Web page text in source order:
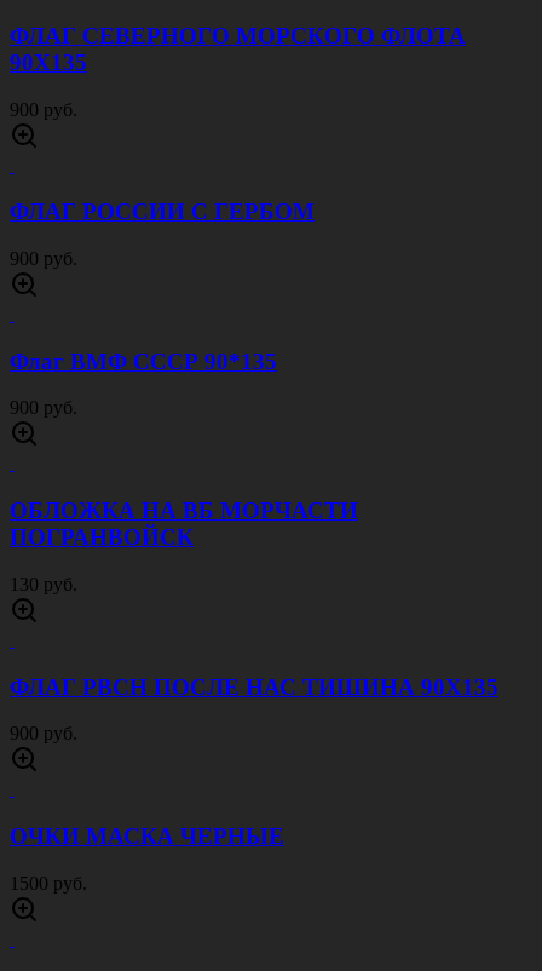
ФЛАГ СЕВЕРНОГО МОРСКОГО ФЛОТА
90Х135
900 руб.
ФЛАГ РОССИИ С ГЕРБОМ
900 руб.
Флаг ВМФ СССР 90*135
900 руб.
ОБЛОЖКА НА ВБ МОРЧАСТИ
ПОГРАНВОЙСК
130 руб.
ФЛАГ РВСН ПОСЛЕ НАС ТИШИНА 90Х135
900 руб.
ОЧКИ МАСКА ЧЕРНЫЕ
1500 руб.